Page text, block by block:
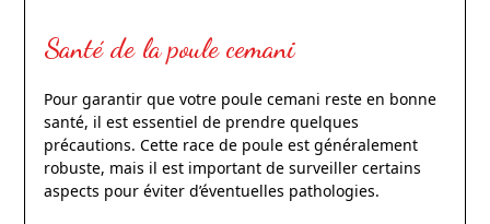
Santé de la poule cemani
Pour garantir que votre poule cemani reste en bonne
santé, il est essentiel de prendre quelques
précautions. Cette race de poule est généralement
robuste, mais il est important de surveiller certains
aspects pour éviter d’éventuelles pathologies.